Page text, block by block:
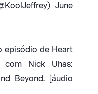
June
episódio de Heart
com Nick Uhas:
Beyond. [áudio